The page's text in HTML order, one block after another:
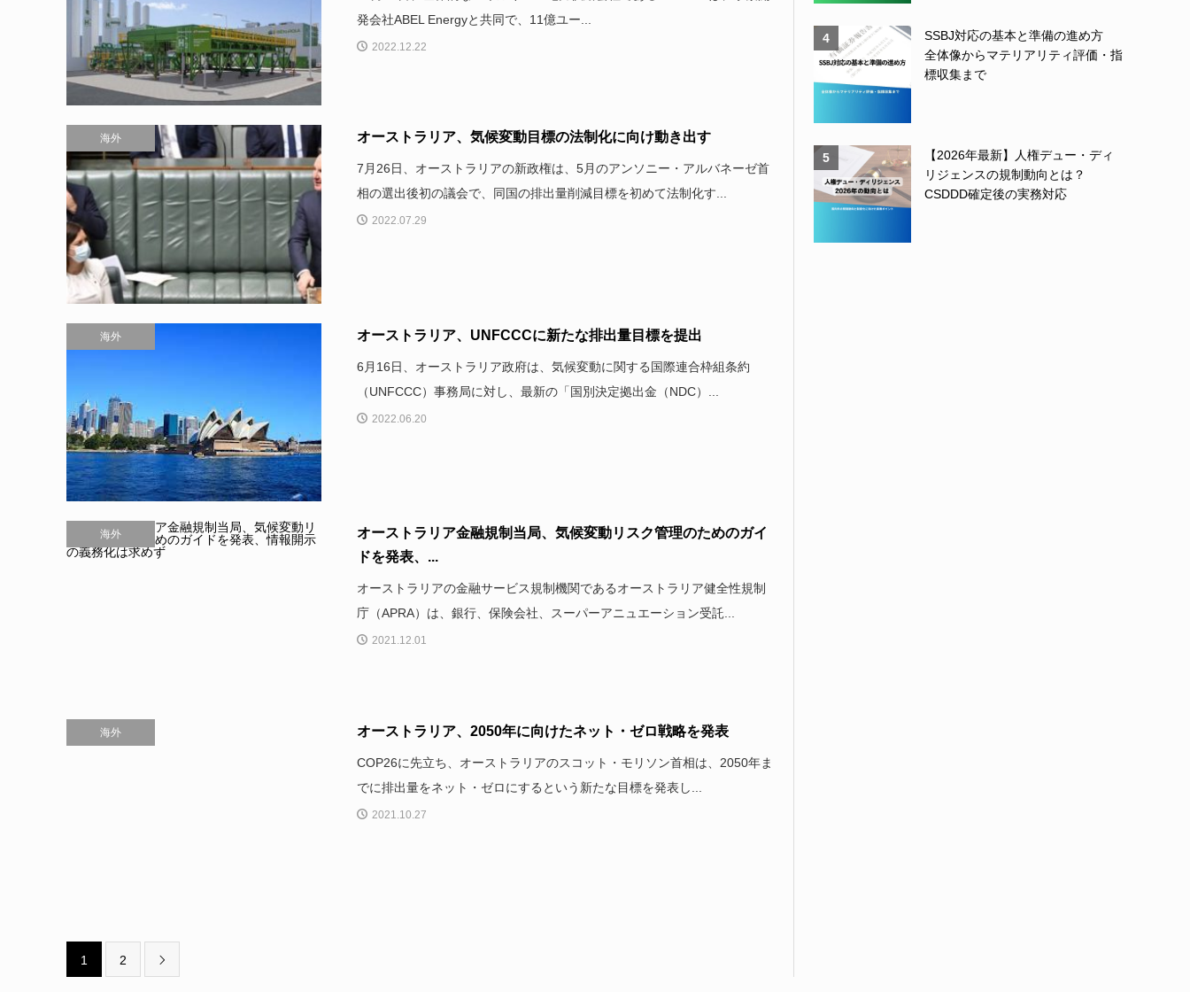
発会社ABEL Energyと共同で、11億ユー...
2022.12.22
海外 オーストラリア、気候変動目標の法制化に向け動き出す
7月26日、オーストラリアの新政権は、5月のアンソニー・アルバネーゼ首
相の選出後初の議会で、同国の排出量削減目標を初めて法制化す...
2022.07.29
海外 オーストラリア、UNFCCCに新たな排出量目標を提出
6月16日、オーストラリア政府は、気候変動に関する国際連合枠組条約
（UNFCCC）事務局に対し、最新の「国別決定拠出金（NDC）...
2022.06.20
海外
オーストラリア金融規制当局、気候変動リスク管理のためのガイ
ドを発表、...
オーストラリアの金融サービス規制機関であるオーストラリア健全性規制
庁（APRA）は、銀行、保険会社、スーパーアニュエーション受託...
2021.12.01
海外 オーストラリア、2050年に向けたネット・ゼロ戦略を発表
COP26に先立ち、オーストラリアのスコット・モリソン首相は、2050年ま
でに排出量をネット・ゼロにするという新たな目標を発表し...
2021.10.27
1 2 
4
SSBJ対応の基本と準備の進め方
全体像からマテリアリティ評価・指
標収集まで
5
【2026年最新】人権デュー・ディ
リジェンスの規制動向とは？
CSDDD確定後の実務対応